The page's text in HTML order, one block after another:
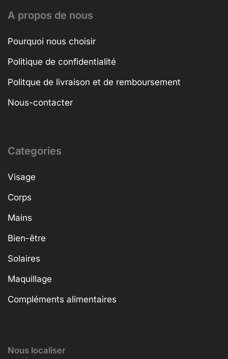
A propos de nous
Pourquoi nous choisir
Politique de confidentialité
Politque de livraison et de remboursement
Nous-contacter
Categories
Visage
Corps
Mains
Bien-être
Solaires
Maquillage
Compléments alimentaires
Nous localiser